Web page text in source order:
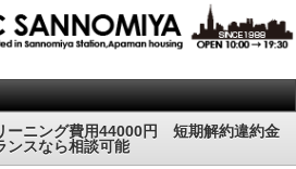
ニング費用44000円 短期解約違約金
スなら相談可能